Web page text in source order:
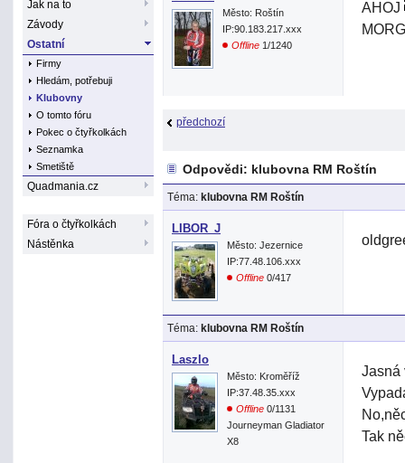
Jak na to
Závody
Ostatní
Firmy
Hledám, potřebuji
Klubovny
O tomto fóru
Pokec o čtyřkolkách
Seznamka
Smetiště
Quadmania.cz
Fóra o čtyřkolkách
Nástěnka
Město: Roštín
IP:90.183.217.xxx
Offline 1/1240
AHOJ
předchozí
Odpovědi: klubovna RM Roštín
Téma: klubovna RM Roštín
LIBOR_J
Město: Jezernice
IP:77.48.106.xxx
Offline 0/417
Téma: klubovna RM Roštín
Laszlo
Město: Kroměříž
IP:37.48.35.xxx
Offline 0/1131
Journeyman Gladiator
X8
Jasná
Tak